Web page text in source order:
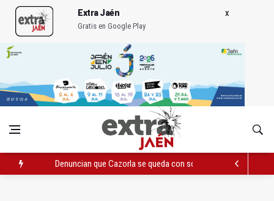
Extra Jaén
Gratis en Google Play
Denuncian que Cazorla se queda con solo dos bomberos por